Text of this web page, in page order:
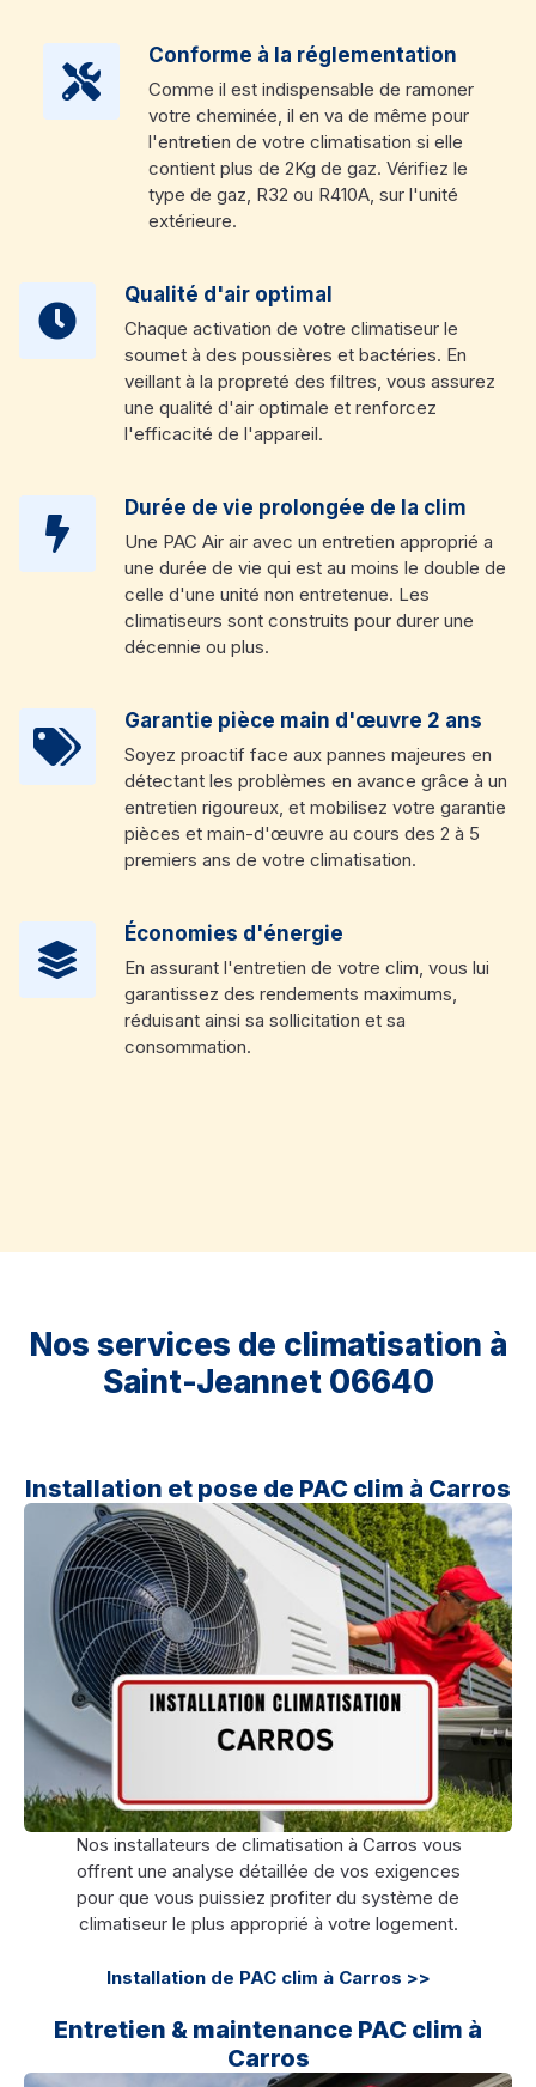
Conforme à la réglementation
Comme il est indispensable de ramoner
votre cheminée, il en va de même pour
l'entretien de votre climatisation si elle
contient plus de 2Kg de gaz. Vérifiez le
type de gaz, R32 ou R410A, sur l'unité
extérieure.
Qualité d'air optimal
Chaque activation de votre climatiseur le
soumet à des poussières et bactéries. En
veillant à la propreté des filtres, vous assurez
une qualité d'air optimale et renforcez
l'efficacité de l'appareil.
Durée de vie prolongée de la clim
Une PAC Air air avec un entretien approprié a
une durée de vie qui est au moins le double de
celle d'une unité non entretenue. Les
climatiseurs sont construits pour durer une
décennie ou plus.
Garantie pièce main d'œuvre 2 ans
Soyez proactif face aux pannes majeures en
détectant les problèmes en avance grâce à un
entretien rigoureux, et mobilisez votre garantie
pièces et main-d'œuvre au cours des 2 à 5
premiers ans de votre climatisation.
Économies d'énergie
En assurant l'entretien de votre clim, vous lui
garantissez des rendements maximums,
réduisant ainsi sa sollicitation et sa
consommation.
Nos services de climatisation à
Saint-Jeannet 06640
Installation et pose de PAC clim à Carros
Nos installateurs de climatisation à Carros vous
offrent une analyse détaillée de vos exigences
pour que vous puissiez profiter du système de
climatiseur le plus approprié à votre logement.
Installation de PAC clim à Carros >>
Entretien & maintenance PAC clim à
Carros